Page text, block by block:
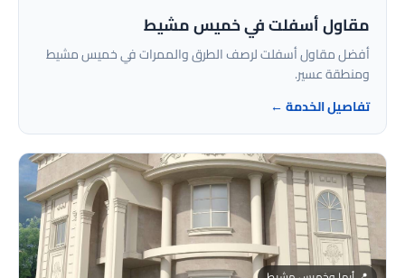
مقاول أسفلت في خميس مشيط
أفضل مقاول أسفلت لرصف الطرق والممرات في خميس مشيط
ومنطقة عسير.
تفاصيل الخدمة ←